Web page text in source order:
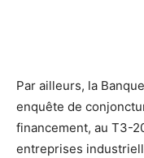
Par ailleurs, la
enquête de
financement, au T3-
entreprises